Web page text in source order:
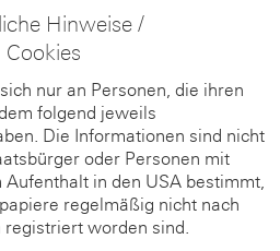
Hinweise /
Cookies
nur an Personen, die ihren
folgend jeweils
Die Informationen sind nicht
oder Personen mit
in den USA bestimmt,
regelmäßig nicht nach
worden sind.